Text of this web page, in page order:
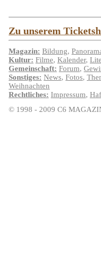
Zu unserem
Magazin: Bildung,
Kultur: Filme, Kalender,
Gemeinschaft: Forum,
Sonstiges: News, Fotos,
Weihnachten
Rechtliches: Impressum,
© 1998 - 2009 C6